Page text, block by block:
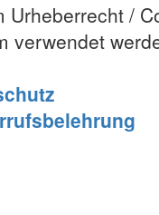
/
verwendet